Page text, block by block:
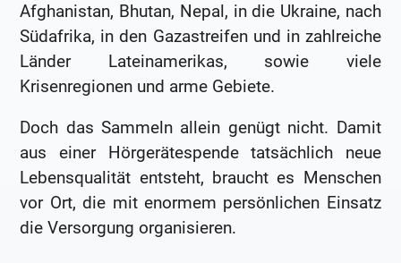
Afghanistan, Bhutan, Nepal, in die Ukraine, nach
Südafrika, in den Gazastreifen und in zahlreiche
Länder Lateinamerikas, sowie viele
Krisenregionen und arme Gebiete.
Doch das Sammeln allein genügt nicht. Damit
aus einer Hörgerätespende tatsächlich neue
Lebensqualität entsteht, braucht es Menschen
vor Ort, die mit enormem persönlichen Einsatz
die Versorgung organisieren.